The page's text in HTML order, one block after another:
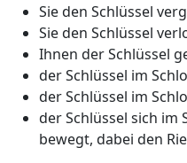
Sie den Schlüssel
Sie den Schlüssel
Ihnen der Schlüssel
der Schlüssel im
der Schlüssel im
der Schlüssel sich im
bewegt, dabei den